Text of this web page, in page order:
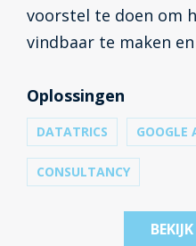
voorstel te doen om
vindbaar te maken
opdracht om de
website te
meer dan 10 jaar
mei 2023 een
Oplossingen
DATATRICS GOOGLE
CONSULTANCY